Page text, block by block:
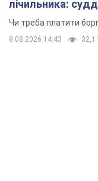
лічильника:
неочікуване
Чи треба платити
8.08.2026 14:43 32,1